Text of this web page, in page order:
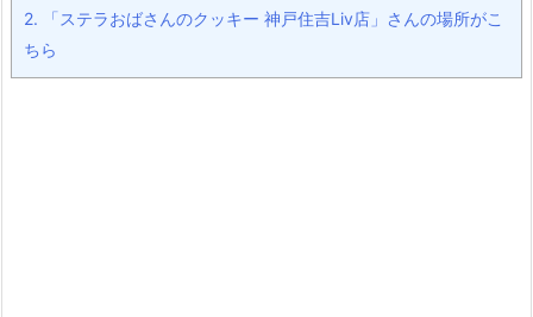
2. 「ステラおばさんのクッキー 神戸住吉Liv店」さんの場所がこ
ちら